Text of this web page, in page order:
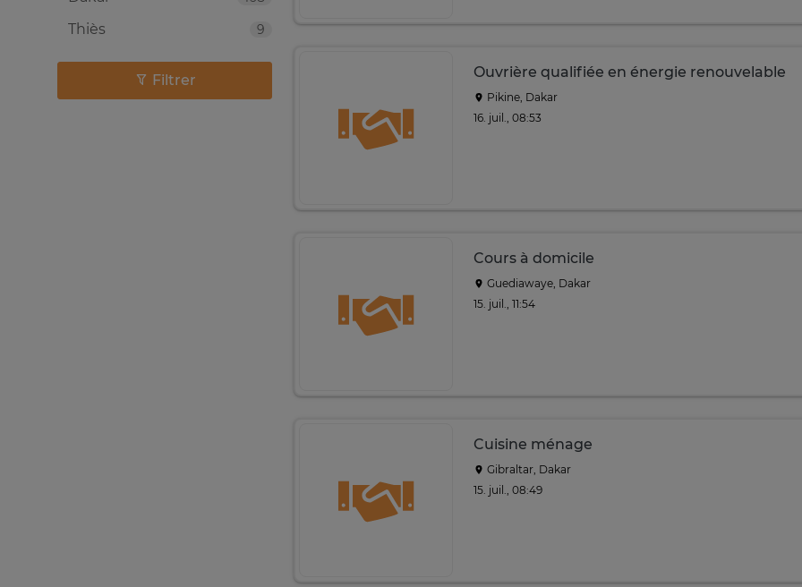
Ouvrière qualifiée en énergie renouvelable
Pikine, Dakar
16. juil., 08:53
Cours à domicile
Guediawaye, Dakar
15. juil., 11:54
Cuisine ménage
Gibraltar, Dakar
15. juil., 08:49
9
Thiès
Filtrer